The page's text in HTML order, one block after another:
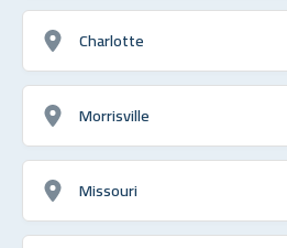
Charlotte
Morrisville
Missouri